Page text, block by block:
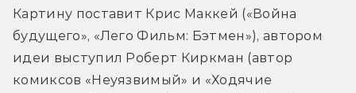
Картину поставит Крис Маккей («Война
будущего», «Лего Фильм: Бэтмен»), автором
идеи выступил Роберт Киркман (автор
комиксов «Неуязвимый» и «Ходячие